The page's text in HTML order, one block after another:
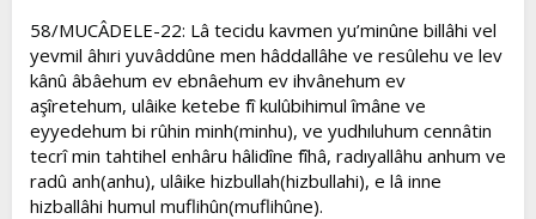
58/MUCÂDELE-22: Lâ tecidu kavmen yu’minûne billâhi vel
yevmil âhıri yuvâddûne men hâddallâhe ve resûlehu ve lev
kânû âbâehum ev ebnâehum ev ihvânehum ev
aşîretehum, ulâike ketebe fî kulûbihimul îmâne ve
eyyedehum bi rûhin minh(minhu), ve yudhıluhum cennâtin
tecrî min tahtihel enhâru hâlidîne fîhâ, radıyallâhu anhum ve
radû anh(anhu), ulâike hizbullah(hizbullahi), e lâ inne
hizballâhi humul muflihûn(muflihûne).